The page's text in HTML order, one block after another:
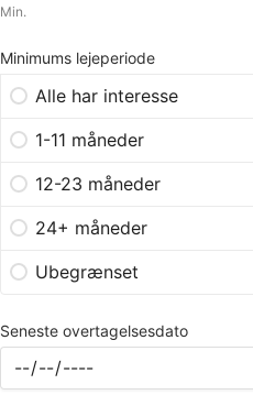
Min.
Minimums lejeperiode
Alle har interesse
1-11 måneder
12-23 måneder
24+ måneder
Ubegrænset
Seneste overtagelsesdato